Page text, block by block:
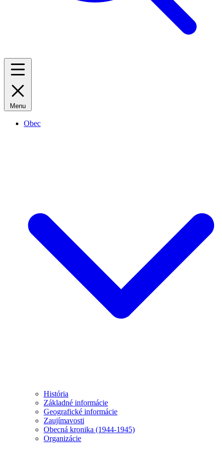
Menu
Obec
História
Základné informácie
Geografické informácie
Zaujímavosti
Obecná kronika (1944-1945)
Organizácie